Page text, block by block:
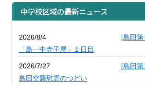
中学校区域の最新ニュース
2026/8/4
[島田
「島一中寺子屋」１日目
2026/7/27
[島田
島田空襲慰霊のつどい